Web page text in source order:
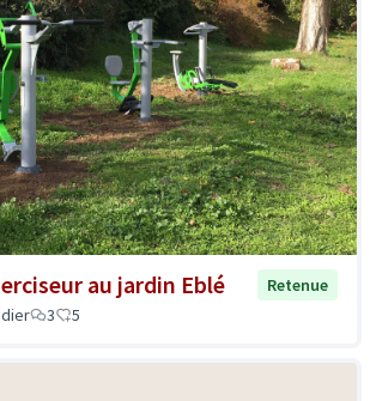
au jardin Eblé
Retenue
3 5